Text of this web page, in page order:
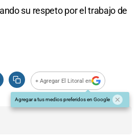
su respeto por el trabajo de
+ Agregar El Litoral en
Agregar a tus medios preferidos en Google